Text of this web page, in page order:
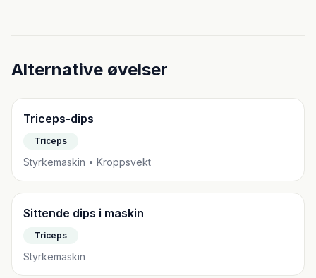
Alternative øvelser
Triceps-dips
Triceps
Styrkemaskin • Kroppsvekt
Sittende dips i maskin
Triceps
Styrkemaskin